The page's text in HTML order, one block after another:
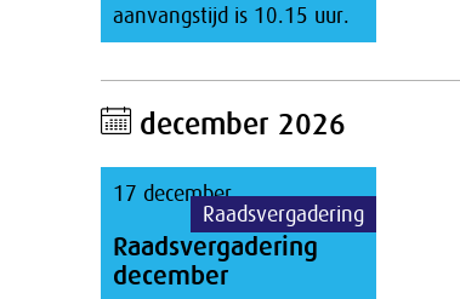
aanvangstijd is 10.15 uur.
december 2026
17 december
Raadsvergadering
Raadsvergadering
december